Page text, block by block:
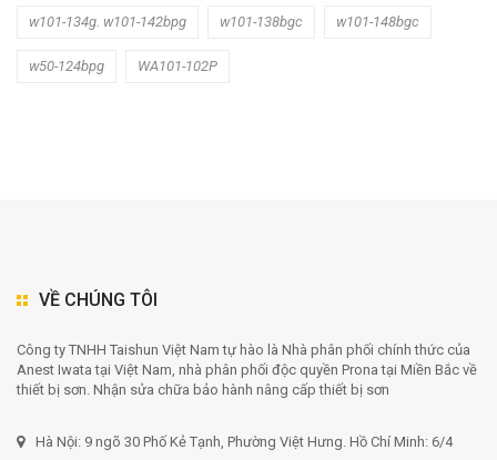
w101-134g. w101-142bpg w101-138bgc w101-148bgc
w50-124bpg WA101-102P
VỀ CHÚNG TÔI
Công ty TNHH Taishun Việt Nam tự hào là Nhà phân phối chính thức của
Anest Iwata tại Việt Nam, nhà phân phối độc quyền Prona tại Miền Bắc về
thiết bị sơn. Nhận sửa chữa bảo hành nâng cấp thiết bị sơn
Hà Nội: 9 ngõ 30 Phố Kẻ Tạnh, Phường Việt Hưng. Hồ Chí Minh: 6/4